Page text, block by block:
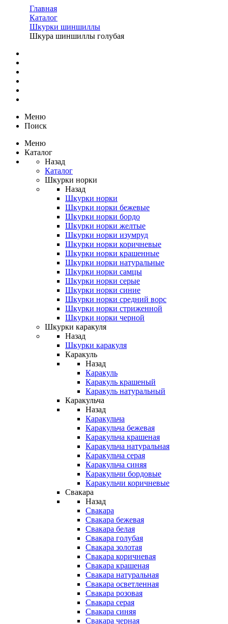
Главная
Каталог
Шкурки шиншиллы
Шкура шиншиллы голубая
Меню
Поиск
Меню
Каталог
Назад
Каталог
Шкурки норки
Назад
Шкурки норки
Шкурки норки бежевые
Шкурки норки бордо
Шкурки норки желтые
Шкурки норки изумруд
Шкурки норки коричневые
Шкурки норки крашенные
Шкурки норки натуральные
Шкурки норки самцы
Шкурки норки серые
Шкурки норки синие
Шкурки норки средний ворс
Шкурки норки стриженной
Шкурки норки черной
Шкурки каракуля
Назад
Шкурки каракуля
Каракуль
Назад
Каракуль
Каракуль крашеный
Каракуль натуральный
Каракульча
Назад
Каракульча
Каракульча бежевая
Каракульча крашеная
Каракульча натуральная
Каракульча серая
Каракульча синяя
Каракульчи бордовые
Каракульчи коричневые
Свакара
Назад
Свакара
Свакара бежевая
Свакара белая
Свакара голубая
Свакара золотая
Свакара коричневая
Свакара крашеная
Свакара натуральная
Свакара осветленная
Свакара розовая
Свакара серая
Свакара синяя
Свакара черная